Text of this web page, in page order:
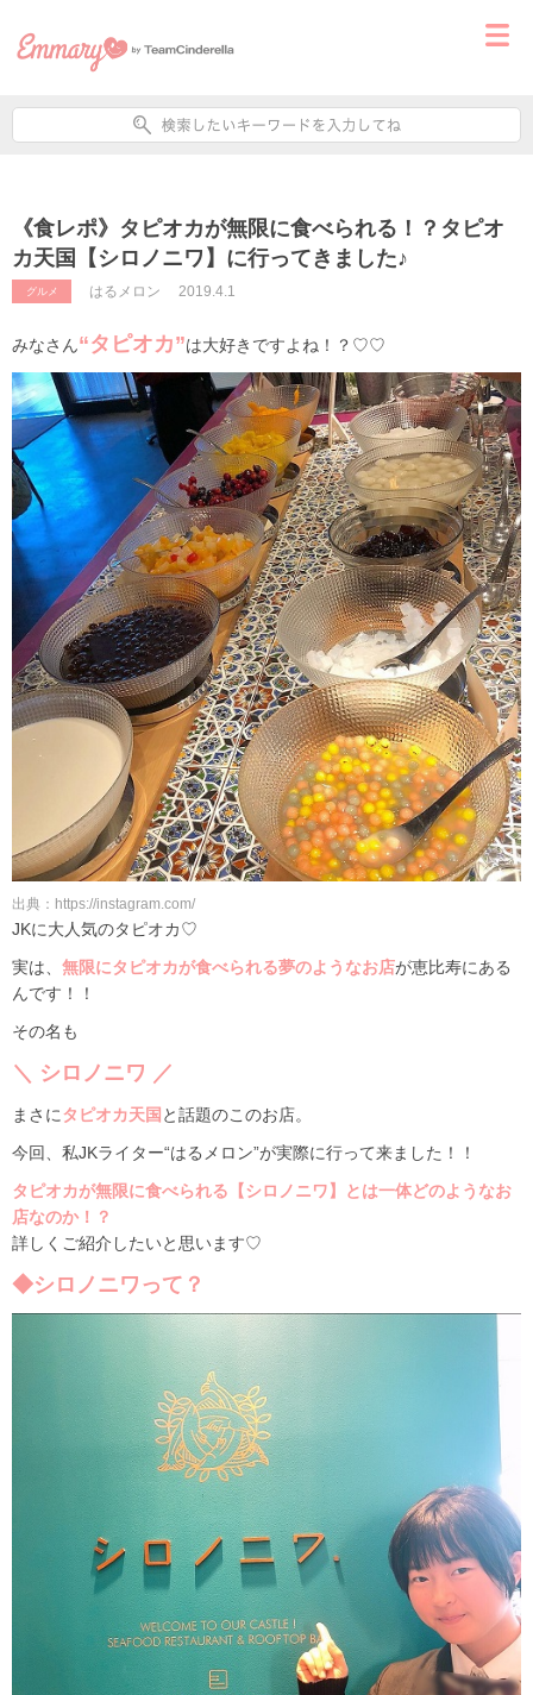
《食レポ》タピオカが無限に食べられる！？タピオ
カ天国【シロノニワ】に行ってきました♪
グルメ はるメロン 2019.4.1
みなさん“タピオカ”は大好きですよね！？♡♡
出典：https://instagram.com/
JKに大人気のタピオカ♡
実は、 無限にタピオカが食べられる夢のようなお店が恵比寿にある
んです！！
その名も
＼ シロノニワ ／
まさにタピオカ天国 と話題のこのお店。
今回、私JKライター“はるメロン”が実際に行って来ました！！
タピオカが無限に食べられる【シロノニワ】とは一体どのようなお
店なのか！？
詳しくご紹介したいと思います♡
◆シロノニワって？